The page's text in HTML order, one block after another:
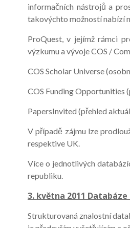
informačních nástrojů a
takovýchto možností nabízí
ProQuest, v jejímž rámci
výzkumu a vývoje COS /
COS Scholar Universe
COS Funding Opportunities
PapersInvited (přehled
V případě zájmu lze
respektive UK.
Více o jednotlivých
republiku.
3. května 2011
Strukturovaná znalostní